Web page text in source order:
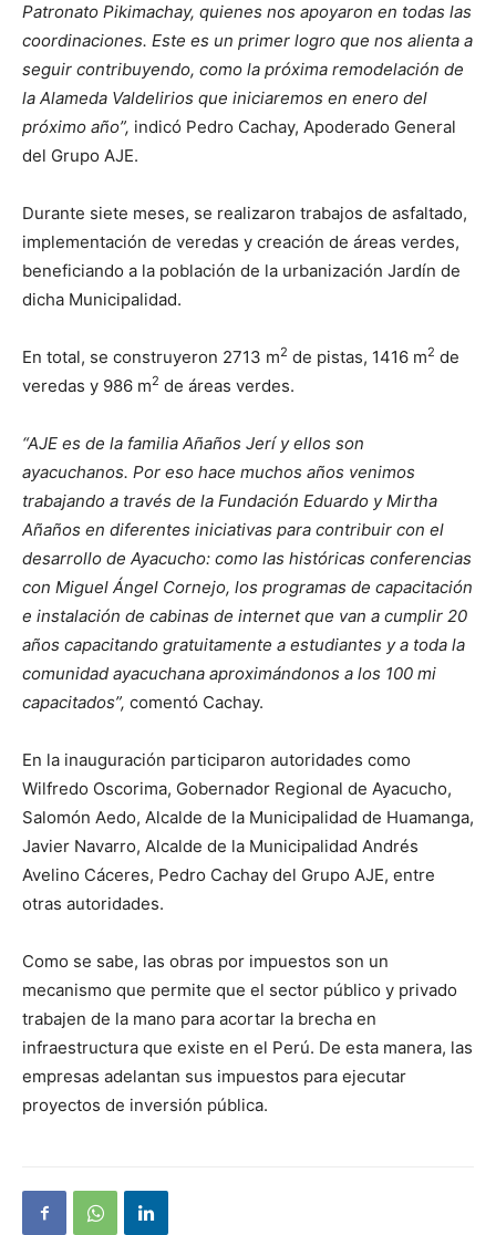
Patronato Pikimachay, quienes nos apoyaron en todas las
coordinaciones. Este es un primer logro que nos alienta a
seguir contribuyendo, como la próxima remodelación de
la Alameda Valdelirios que iniciaremos en enero del
próximo año”, indicó Pedro Cachay, Apoderado General
del Grupo AJE.
Durante siete meses, se realizaron trabajos de asfaltado,
implementación de veredas y creación de áreas verdes,
beneficiando a la población de la urbanización Jardín de
dicha Municipalidad.
En total, se construyeron 2713 m2 de pistas, 1416 m2 de
veredas y 986 m2 de áreas verdes.
“AJE es de la familia Añaños Jerí y ellos son
ayacuchanos. Por eso hace muchos años venimos
trabajando a través de la Fundación Eduardo y Mirtha
Añaños en diferentes iniciativas para contribuir con el
desarrollo de Ayacucho: como las históricas conferencias
con Miguel Ángel Cornejo, los programas de capacitación
e instalación de cabinas de internet que van a cumplir 20
años capacitando gratuitamente a estudiantes y a toda la
comunidad ayacuchana aproximándonos a los 100 mi
capacitados”, comentó Cachay.
En la inauguración participaron autoridades como
Wilfredo Oscorima, Gobernador Regional de Ayacucho,
Salomón Aedo, Alcalde de la Municipalidad de Huamanga,
Javier Navarro, Alcalde de la Municipalidad Andrés
Avelino Cáceres, Pedro Cachay del Grupo AJE, entre
otras autoridades.
Como se sabe, las obras por impuestos son un
mecanismo que permite que el sector público y privado
trabajen de la mano para acortar la brecha en
infraestructura que existe en el Perú. De esta manera, las
empresas adelantan sus impuestos para ejecutar
proyectos de inversión pública.